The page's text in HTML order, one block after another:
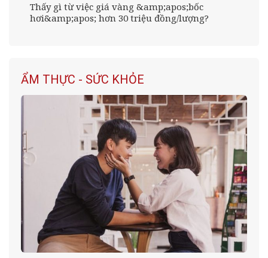
Thấy gì từ việc giá vàng &amp;apos;bốc
hơi&amp;apos; hơn 30 triệu đồng/lượng?
ẨM THỰC - SỨC KHỎE